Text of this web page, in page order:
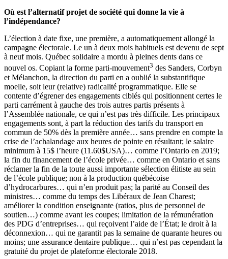
Où est l’alternatif projet de société qui donne la vie à
l’indépendance?
L’élection à date fixe, une première, a automatiquement allongé la
campagne électorale. Le un à deux mois habituels est devenu de sept
à neuf mois. Québec solidaire a mordu à pleines dents dans ce
nouvel os. Copiant la forme parti-mouvement3 des Sanders, Corbyn
et Mélanchon, la direction du parti en a oublié la substantifique
moelle, soit leur (relative) radicalité programmatique. Elle se
contente d’égrener des engagements ciblés qui positionnent certes le
parti carrément à gauche des trois autres partis présents à
l’Assemblée nationale, ce qui n’est pas très difficile. Les principaux
engagements sont, à part la réduction des tarifs du transport en
commun de 50% dès la première année… sans prendre en compte la
crise de l’achalandage aux heures de pointe en résultant; le salaire
minimum à 15$ l’heure (11.60$USA)… comme l’Ontario en 2019;
la fin du financement de l’école privée… comme en Ontario et sans
réclamer la fin de la toute aussi importante sélection élitiste au sein
de l’école publique; non à la production québécoise
d’hydrocarbures… qui n’en produit pas; la parité au Conseil des
ministres… comme du temps des Libéraux de Jean Charest;
améliorer la condition enseignante (ratios, plus de personnel de
soutien…) comme avant les coupes; limitation de la rémunération
des PDG d’entreprises… qui reçoivent l’aide de l’État; le droit à la
déconnexion… qui ne garantit pas la semaine de quarante heures ou
moins; une assurance dentaire publique… qui n’est pas cependant la
gratuité du projet de plateforme électorale 2018.